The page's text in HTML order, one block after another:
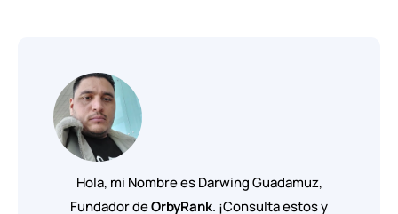
Hola, mi Nombre es Darwing Guadamuz,
Fundador deOrbyRank. ¡Consulta estos y